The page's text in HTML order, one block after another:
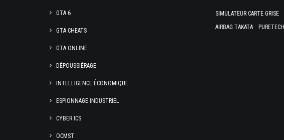
GTA 6
GTA CHEATS
GTA ONLINE
DÉPOUSSIÉRAGE
INTELLIGENCE ÉCONOMIQUE
ESPIONNAGE INDUSTRIEL
CYBER ICS
OCMST
SIMULATEUR CARTE GRISE
AIRBAG TAKATA
PURETECH